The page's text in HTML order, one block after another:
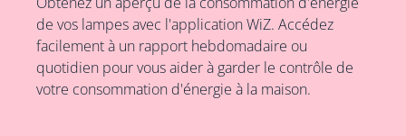
de vos lampes avec l'application WiZ. Accédez
facilement à un rapport hebdomadaire ou
quotidien pour vous aider à garder le contrôle de
votre consommation d'énergie à la maison.